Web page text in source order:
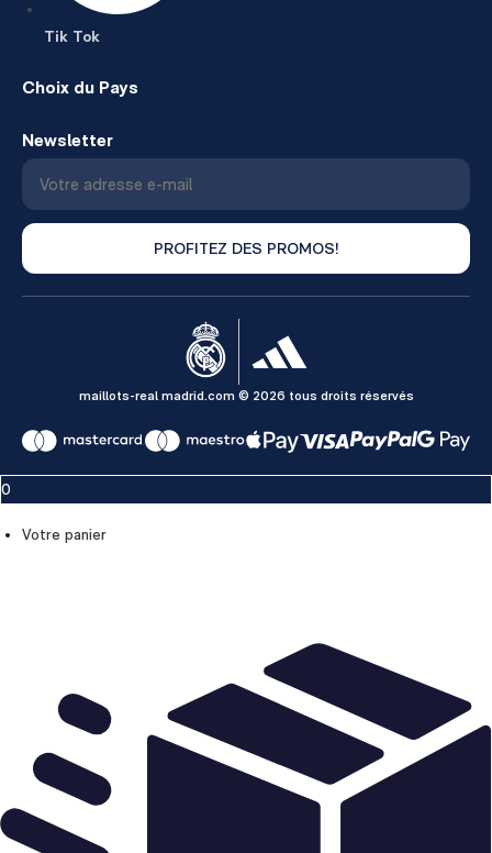
Tik Tok
Choix du Pays
Newsletter
PROFITEZ DES PROMOS!
maillots-real madrid.com © 2026 tous droits réservés
0
Votre panier